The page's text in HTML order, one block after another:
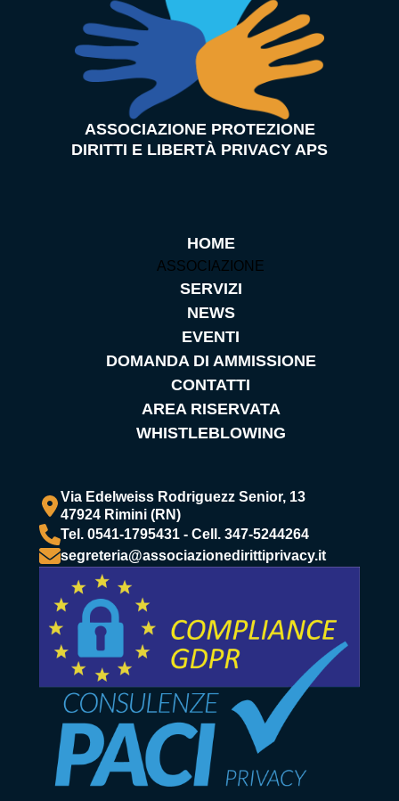
ASSOCIAZIONE PROTEZIONE
DIRITTI E LIBERTÀ PRIVACY APS
HOME
ASSOCIAZIONE
SERVIZI
NEWS
EVENTI
DOMANDA DI AMMISSIONE
CONTATTI
AREA RISERVATA
WHISTLEBLOWING
Via Edelweiss Rodriguezz Senior, 13
47924 Rimini (RN)
Tel. 0541-1795431 - Cell. 347-5244264
segreteria@associazionedirittiprivacy.it